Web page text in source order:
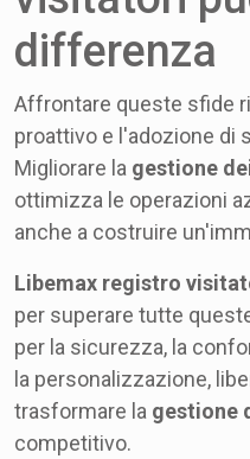
differenza
Affrontare queste sfide
proattivo e l'adozione di
Migliorare la gestione
ottimizza le operazioni
anche a costruire
Libemax registro
per superare tutte
per la sicurezza, la
la personalizzazione,
trasformare la gestione
competitivo.